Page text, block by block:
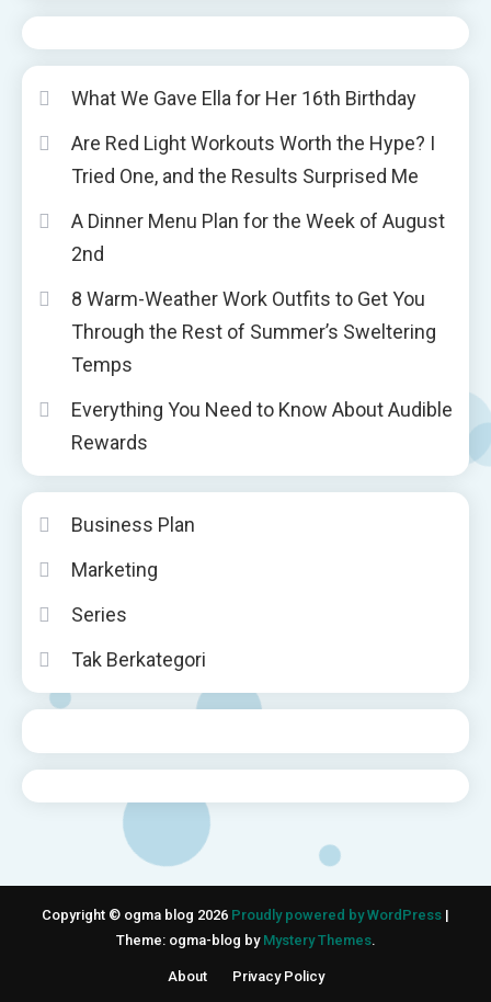
What We Gave Ella for Her 16th Birthday
Are Red Light Workouts Worth the Hype? I
Tried One, and the Results Surprised Me
A Dinner Menu Plan for the Week of August
2nd
8 Warm-Weather Work Outfits to Get You
Through the Rest of Summer’s Sweltering
Temps
Everything You Need to Know About Audible
Rewards
Business Plan
Marketing
Series
Tak Berkategori
Copyright © ogma blog 2026 Proudly powered by WordPress |
Theme: ogma-blog by Mystery Themes.
About Privacy Policy